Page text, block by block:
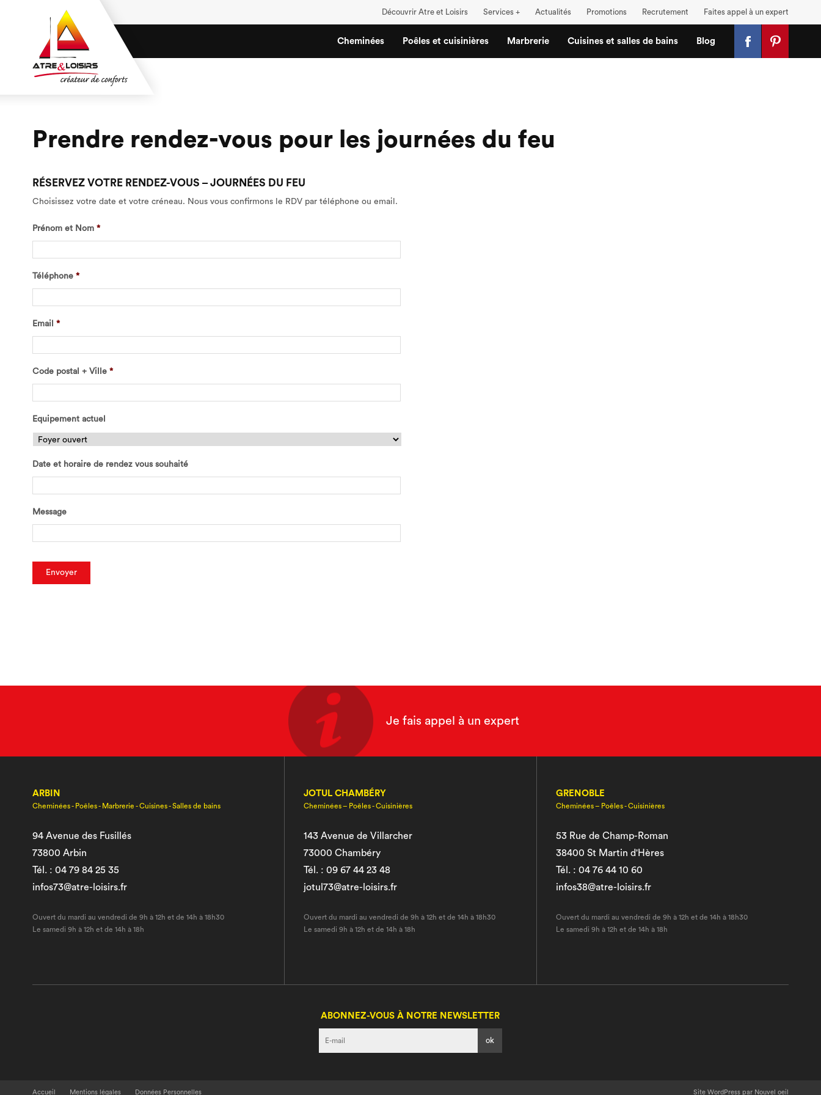
Découvrir Atre et Loisirs Services + Actualités Promotions Recrutement Faites appel à un expert
Cheminées Poêles et cuisinières Marbrerie Cuisines et salles de bains Blog
Prendre rendez-vous pour les journées du feu
RÉSERVEZ VOTRE RENDEZ-VOUS – JOURNÉES DU FEU
Choisissez votre date et votre créneau. Nous vous confirmons le RDV par téléphone ou email.
Prénom et Nom *
Téléphone *
Email *
Code postal + Ville *
Equipement actuel
Date et horaire de rendez vous souhaité
Message
Je fais appel à un expert
ARBIN
Cheminées - Poêles - Marbrerie - Cuisines - Salles de bains
94 Avenue des Fusillés
73800 Arbin
Tél. : 04 79 84 25 35
infos73@atre-loisirs.fr
Ouvert du mardi au vendredi de 9h à 12h et de 14h à 18h30
Le samedi 9h à 12h et de 14h à 18h
JOTUL CHAMBÉRY
Cheminées – Poêles - Cuisinières
143 Avenue de Villarcher
73000 Chambéry
Tél. : 09 67 44 23 48
jotul73@atre-loisirs.fr
Ouvert du mardi au vendredi de 9h à 12h et de 14h à 18h30
Le samedi 9h à 12h et de 14h à 18h
GRENOBLE
Cheminées – Poêles - Cuisinières
53 Rue de Champ-Roman
38400 St Martin d'Hères
Tél. : 04 76 44 10 60
infos38@atre-loisirs.fr
Ouvert du mardi au vendredi de 9h à 12h et de 14h à 18h30
Le samedi 9h à 12h et de 14h à 18h
ABONNEZ-VOUS À NOTRE NEWSLETTER
I agree terms and conditions.*
Accueil Mentions légales Données Personnelles Site WordPress par Nouvel oeil